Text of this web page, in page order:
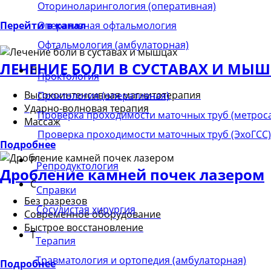
Перейти в канал
ЛЕЧЕНИЕ БОЛИ В СУСТАВАХ И
Высокоинтенсивная магнитотерапия
Ударно-волновая терапия
Массаж
Подробнее
Дробление камней почек лазером
Без разрезов
Современное оборудование
Быстрое восстановление
Подробнее
Оториноларингология (оперативная)
Оперативная офтальмология
Офтальмология (амбулаторная)
ППроктология
Проктология (оперативная)
Проверка проходимости маточных труб
Проверка проходимости маточных труб (ЭхоГСС)
РРепродуктология
ССправки
Сосудистая хирургия
ТТерапия
Травматология и ортопедия (амбулаторная)